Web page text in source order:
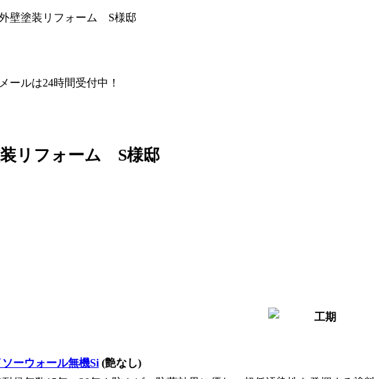
壁塗装リフォーム S様邸
ールは24時間受付中！
リフォーム S様邸
ソーウォール無機Si (艶なし)